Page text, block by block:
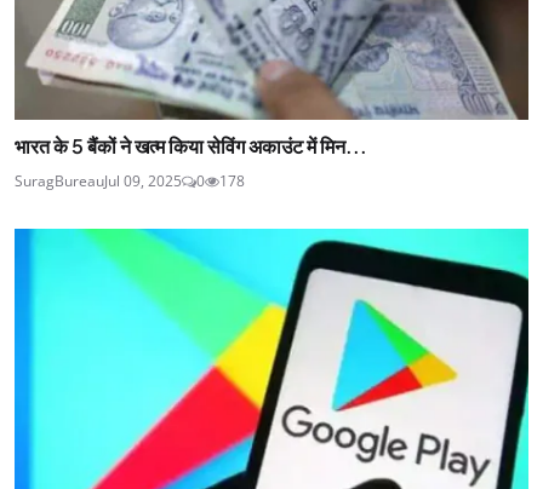
भारत के 5 बैंकों ने खत्‍म किया सेविंग अकाउंट में मिन...
SuragBureauJul 09, 2025 0 178